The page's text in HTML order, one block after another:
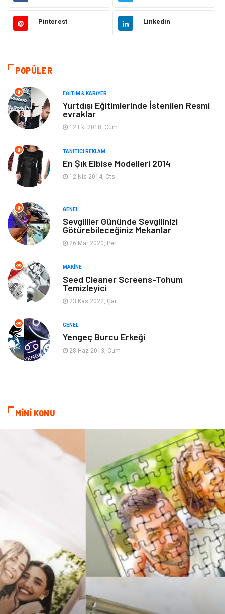
Otomotiv Sağlıklı Yaşam
Moda
Makine
Elektronik
Giyim
Ev Dekorasyon Organizasyon
Anne & Çocuk Genel Kültür
Ev İşleri
Gençlik & Eğlence
Mobilya
Evlilik Rehberi
Astroloji Keyfinizi Kaçırmayın
Çadır
Pet Malzemeleri
Pinterest Linkedin
POPÜLER
EĞITIM & KARIYER
Yurtdışı Eğitimlerinde İstenilen Resmi
evraklar
12 Eki 2018, Cum
TANITICI REKLAM
En Şık Elbise Modelleri 2014
12 Nis 2014, Cts
GENEL
Sevgililer Gününde Sevgilinizi
Götürebileceğiniz Mekanlar
26 Mar 2020, Per
MAKINE
Seed Cleaner Screens-Tohum
Temizleyici
23 Kas 2022, Çar
GENEL
Yengeç Burcu Erkeği
28 Haz 2013, Cum
MİNİ KONU